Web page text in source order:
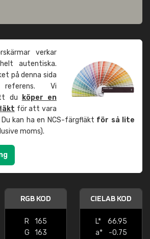
verkar
autentiska.
på denna sida
Vi
du
köper en
för att vara
kan ha en NCS-färgfläkt för så lite
moms).
RGB KOD
R
165
G
163
CIELAB KOD
L*
66.95
a*
-0.75